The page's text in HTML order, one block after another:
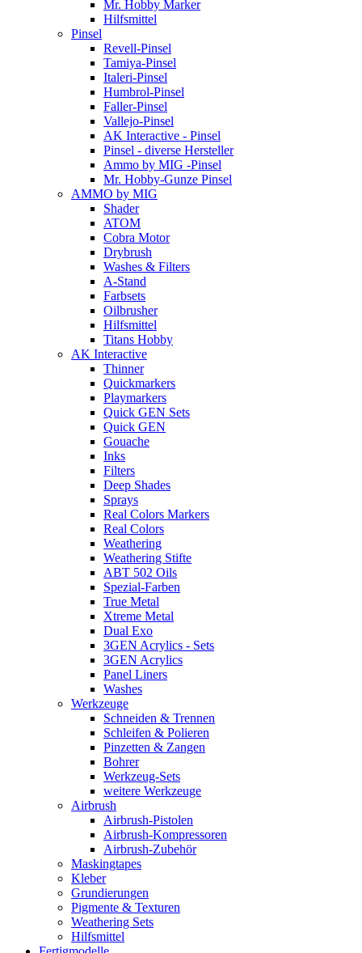
Mr. Hobby Marker
Hilfsmittel
Pinsel
Revell-Pinsel
Tamiya-Pinsel
Italeri-Pinsel
Humbrol-Pinsel
Faller-Pinsel
Vallejo-Pinsel
AK Interactive - Pinsel
Pinsel - diverse Hersteller
Ammo by MIG -Pinsel
Mr. Hobby-Gunze Pinsel
AMMO by MIG
Shader
ATOM
Cobra Motor
Drybrush
Washes & Filters
A-Stand
Farbsets
Oilbrusher
Hilfsmittel
Titans Hobby
AK Interactive
Thinner
Quickmarkers
Playmarkers
Quick GEN Sets
Quick GEN
Gouache
Inks
Filters
Deep Shades
Sprays
Real Colors Markers
Real Colors
Weathering
Weathering Stifte
ABT 502 Oils
Spezial-Farben
True Metal
Xtreme Metal
Dual Exo
3GEN Acrylics - Sets
3GEN Acrylics
Panel Liners
Washes
Werkzeuge
Schneiden & Trennen
Schleifen & Polieren
Pinzetten & Zangen
Bohrer
Werkzeug-Sets
weitere Werkzeuge
Airbrush
Airbrush-Pistolen
Airbrush-Kompressoren
Airbrush-Zubehör
Maskingtapes
Kleber
Grundierungen
Pigmente & Texturen
Weathering Sets
Hilfsmittel